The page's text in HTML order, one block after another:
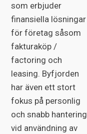
som erbjuder
finansiella lösningar
för företag såsom
fakturaköp /
factoring och
leasing. Byfjorden
har även ett stort
fokus på personlig
och snabb hantering
vid användning av